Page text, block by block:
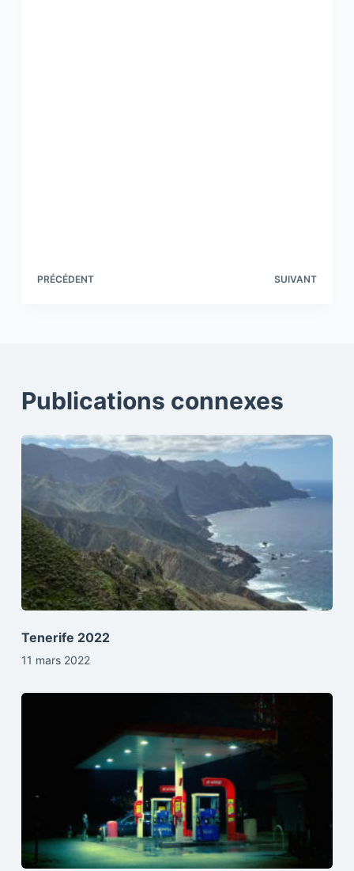
PRÉCÉDENT SUIVANT
Publications connexes
Tenerife 2022
11 mars 2022